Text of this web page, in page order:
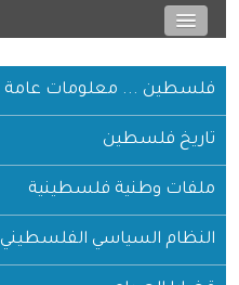
فلسطين ... معلومات عامة
تاريخ فلسطين
ملفات وطنية فلسطينية
النظام السياسي الفلسطيني